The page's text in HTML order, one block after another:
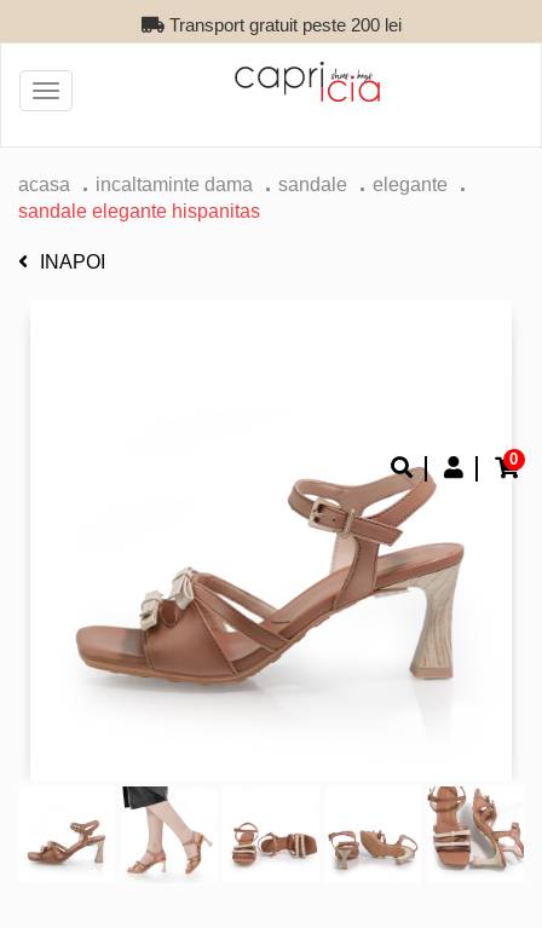
Transport gratuit peste 200 lei
0
Toggle
navigation
acasa incaltaminte dama sandale
elegante
sandale elegante hispanitas
INAPOI